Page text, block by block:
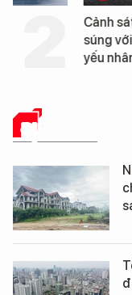
Cảnh sát diễn tập
súng với khủng bố,
ĐỊA ỐC SỐ